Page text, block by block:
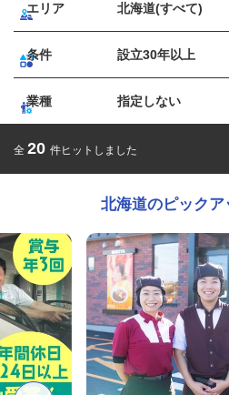
エリア 北海道(すべて)
条件 設立30年以上
業種 指定しない
全 20 件ヒットしました
北海道のピックア